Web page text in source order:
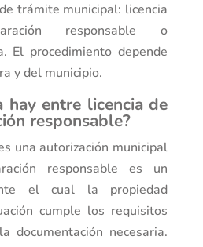
trámite municipal: licencia
responsable o
El procedimiento depende
y del municipio.
hay entre licencia de
responsable?
una autorización municipal
responsable es un
el cual la propiedad
cumple los requisitos
documentación necesaria.